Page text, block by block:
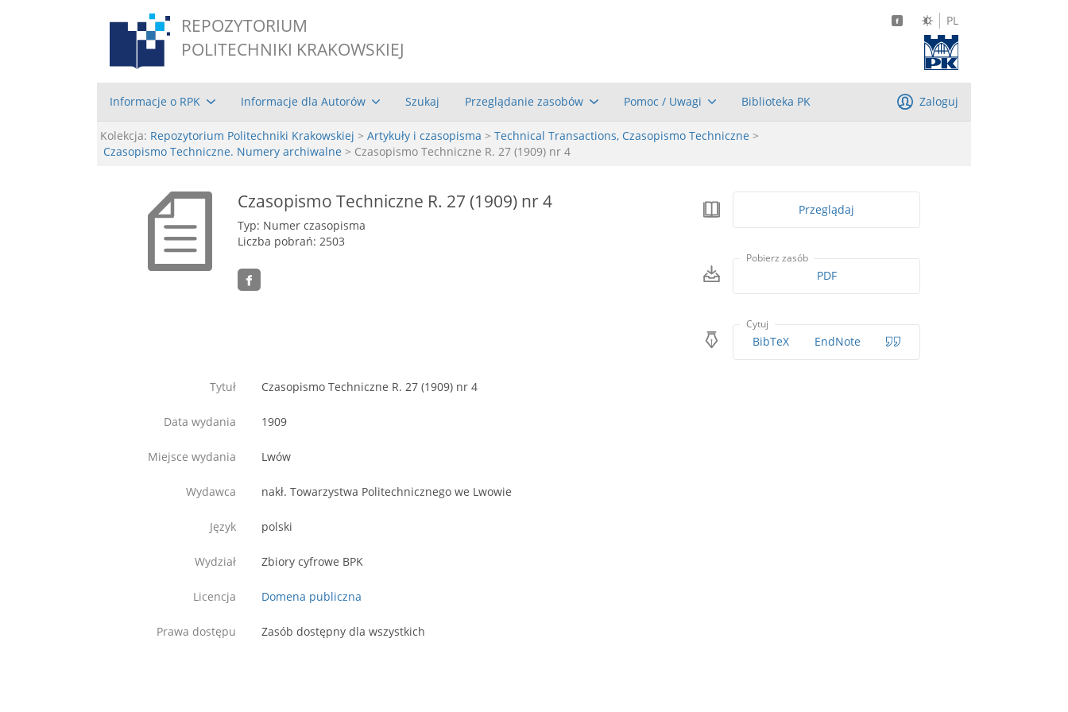
REPOZYTORIUM
POLITECHNIKI KRAKOWSKIEJ
PL
Informacje o RPK Informacje dla Autorów Szukaj Przeglądanie zasobów Pomoc / Uwagi Biblioteka PK Zaloguj
Kolekcja: Repozytorium Politechniki Krakowskiej > Artykuły i czasopisma > Technical Transactions, Czasopismo Techniczne >
Czasopismo Techniczne. Numery archiwalne > Czasopismo Techniczne R. 27 (1909) nr 4
Czasopismo Techniczne R. 27 (1909) nr 4
Typ: Numer czasopisma
Liczba pobrań: 2503
Przeglądaj
Pobierz zasób
PDF
Cytuj
BibTeX EndNote
Tytuł Czasopismo Techniczne R. 27 (1909) nr 4
Data wydania 1909
Miejsce wydania Lwów
Wydawca nakł. Towarzystwa Politechnicznego we Lwowie
Język polski
Wydział Zbiory cyfrowe BPK
Licencja Domena publiczna
Prawa dostępu Zasób dostępny dla wszystkich